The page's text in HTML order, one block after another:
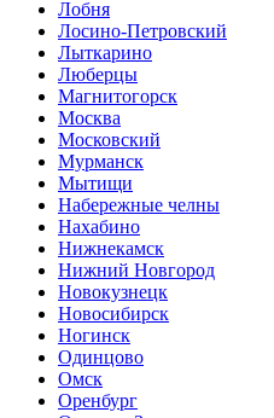
Лобня
Лосино-Петровский
Лыткарино
Люберцы
Магнитогорск
Москва
Московский
Мурманск
Мытищи
Набережные челны
Нахабино
Нижнекамск
Нижний Новгород
Новокузнецк
Новосибирск
Ногинск
Одинцово
Омск
Оренбург